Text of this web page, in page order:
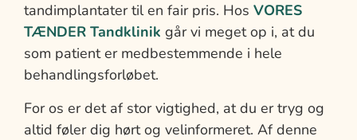
tandimplantater til en fair pris. Hos VORES
TÆNDER Tandklinik går vi meget op i, at du
som patient er medbestemmende i hele
behandlingsforløbet.
For os er det af stor vigtighed, at du er tryg og
altid føler dig hørt og velinformeret. Af denne